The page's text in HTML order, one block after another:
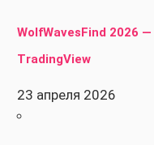
WolfWavesFind 2026
TradingView
23 апреля 2026